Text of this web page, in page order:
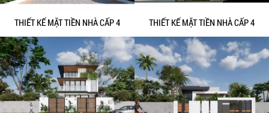
THIẾT KẾ MẶT TIỀN NHÀ CẤP 4 THIẾT KẾ MẶT TIỀN NHÀ CẤP 4